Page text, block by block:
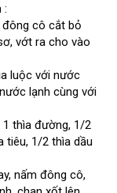
:
đông cô cắt bỏ
vớt ra cho vào
luộc với nước
lạnh cùng với
1 thìa đường, 1/2
tiêu, 1/2 thìa dầu
nấm đông cô,